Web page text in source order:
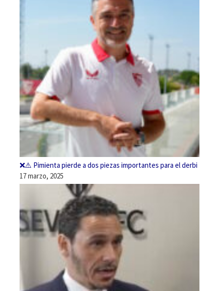
❌⚠️ Pimienta pierde a dos piezas importantes para el derbi
17 marzo, 2025